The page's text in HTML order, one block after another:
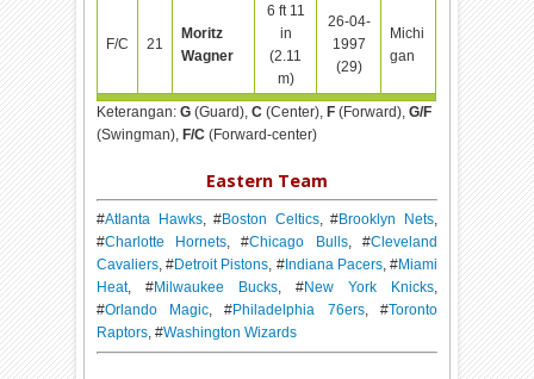
F/C 21
Moritz
Wagner
6 ft 11
in
(2.11
m)
26-04-
1997
(29)
Michi
gan
Keterangan:G (Guard),C (Center), F (Forward),G/F
(Swingman), F/C (Forward-center)
Eastern Team
#Atlanta Hawks, #Boston Celtics, #Brooklyn Nets,
#Charlotte Hornets, #Chicago Bulls, #Cleveland
Cavaliers, #Detroit Pistons, #Indiana Pacers, #Miami
Heat, #Milwaukee Bucks, #New York Knicks,
#Orlando Magic, #Philadelphia 76ers, #Toronto
Raptors, #Washington Wizards